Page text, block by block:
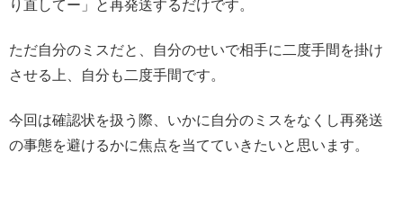
り直してー」と再発送するだけです。
ただ自分のミスだと、自分のせいで相手に二度手間を掛け
させる上、自分も二度手間です。
今回は確認状を扱う際、いかに自分のミスをなくし再発送
の事態を避けるかに焦点を当てていきたいと思います。